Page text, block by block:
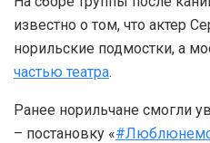
известно о том, что актер
норильские подмостки, а
частью театра.
Ранее норильчане смогли
– постановку «